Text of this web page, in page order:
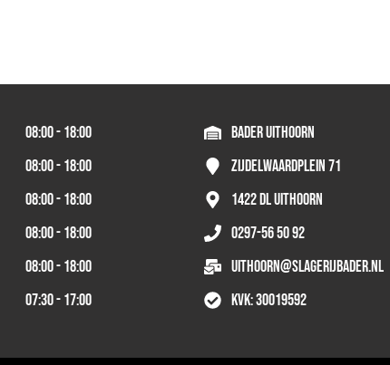
08:00 - 18:00
08:00 - 18:00
08:00 - 18:00
08:00 - 18:00
08:00 - 18:00
07:30 - 17:00
Bader Uithoorn
Zijdelwaardplein 71
1422 DL Uithoorn
0297-56 50 92
uithoorn@slagerijbader.nl
KVK: 30019592